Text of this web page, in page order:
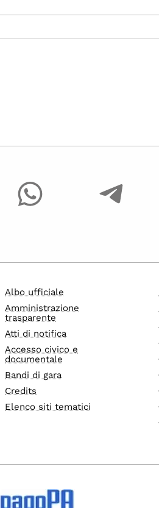
Albo ufficiale
Amministrazione
trasparente
Atti di notifica
Accesso civico e
documentale
Bandi di gara
Credits
Elenco siti tematici